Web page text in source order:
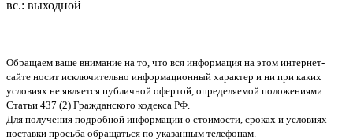
вс.: выходной
Обращаем ваше внимание на то, что вся информация на этом интернет-
сайте носит исключительно информационный характер и ни при каких
условиях не является публичной офертой, определяемой положениями
Статьи 437 (2) Гражданского кодекса РФ.
Для получения подробной информации о стоимости, сроках и условиях
поставки просьба обращаться по указанным телефонам.